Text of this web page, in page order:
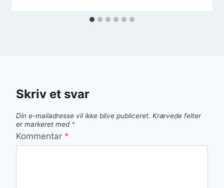
Skriv et svar
Din e-mailadresse vil ikke blive publiceret. Krævede felter
er markeret med *
Kommentar *